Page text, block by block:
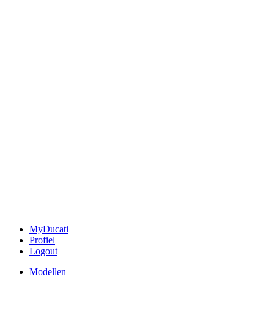
MyDucati
Profiel
Logout
Modellen